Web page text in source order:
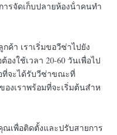
รจัดเก็บปลายห้องน้ําคนทํา
ค้า เราเริ่มขอวีซ่าไปยัง
งใช้เวลา 20-60 วันเพื่อไป
ที่จะได้รับวีซ่าขณะที่
องเราพร้อมที่จะเริ่มต้นสําห
ณเพื่อติดตั้งและปรับสายการ